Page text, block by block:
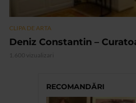
CLIPA DE ARTA
Deniz Constantin –
1.600 vizualizari
RECOMANDĂRI